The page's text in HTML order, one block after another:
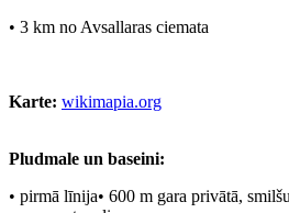
• 3 km no Avsallaras ciemata
Karte: wikimapia.org
Pludmale un baseini:
• pirmā līnija• 600 m gara privātā,